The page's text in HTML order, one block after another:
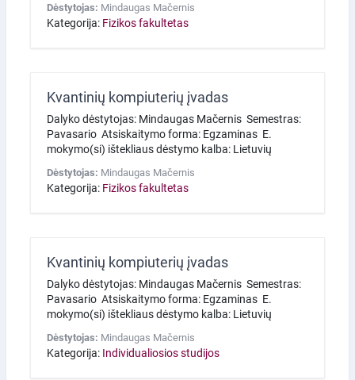
Dėstytojas: Mindaugas Mačernis
Kategorija: Fizikos fakultetas
Kvantinių kompiuterių įvadas
Dalyko dėstytojas: Mindaugas Mačernis Semestras:
Pavasario Atsiskaitymo forma: Egzaminas E.
mokymo(si) ištekliaus dėstymo kalba: Lietuvių
Dėstytojas: Mindaugas Mačernis
Kategorija: Fizikos fakultetas
Kvantinių kompiuterių įvadas
Dalyko dėstytojas: Mindaugas Mačernis Semestras:
Pavasario Atsiskaitymo forma: Egzaminas E.
mokymo(si) ištekliaus dėstymo kalba: Lietuvių
Dėstytojas: Mindaugas Mačernis
Kategorija: Individualiosios studijos